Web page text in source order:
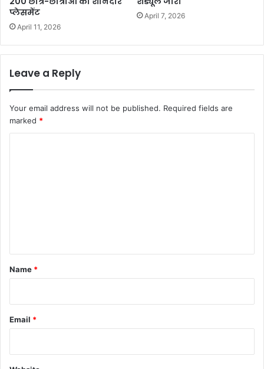
प्लेसमेंट
April 11, 2026
April 7, 2026
Leave a Reply
Your email address will not be published. Required fields are
marked *
*
Name *
Email *